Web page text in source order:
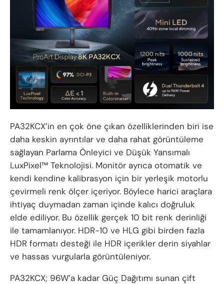
PA32KCX’in en çok öne çıkan özelliklerinden biri ise
daha keskin ayrıntılar ve daha rahat görüntüleme
sağlayan Parlama Önleyici ve Düşük Yansımalı
LuxPixel™ Teknolojisi. Monitör ayrıca otomatik ve
kendi kendine kalibrasyon için bir yerleşik motorlu
çevirmeli renk ölçer içeriyor. Böylece harici araçlara
ihtiyaç duymadan zaman içinde kalıcı doğruluk
elde ediliyor. Bu özellik gerçek 10 bit renk derinliği
ile tamamlanıyor. HDR-10 ve HLG gibi birden fazla
HDR formatı desteği ile HDR içerikler derin siyahlar
ve hassas vurgularla görüntüleniyor.
PA32KCX; 96W’a kadar Güç Dağıtımı sunan çift